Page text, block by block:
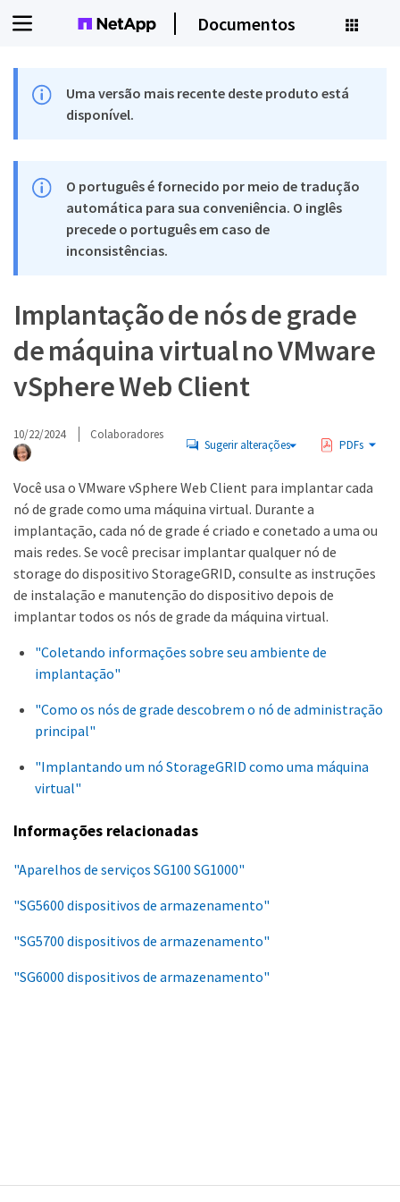
Documentos
Uma versão mais recente deste produto está
disponível.
O português é fornecido por meio de tradução
automática para sua conveniência. O inglês
precede o português em caso de
inconsistências.
Implantação de nós de grade
de máquina virtual no VMware
vSphere Web Client
10/22/2024 Colaboradores
Sugerir alterações PDFs
Você usa o VMware vSphere Web Client para implantar cada
nó de grade como uma máquina virtual. Durante a
implantação, cada nó de grade é criado e conetado a uma ou
mais redes. Se você precisar implantar qualquer nó de
storage do dispositivo StorageGRID, consulte as instruções
de instalação e manutenção do dispositivo depois de
implantar todos os nós de grade da máquina virtual.
"Coletando informações sobre seu ambiente de
implantação"
"Como os nós de grade descobrem o nó de administração
principal"
"Implantando um nó StorageGRID como uma máquina
virtual"
Informações relacionadas
"Aparelhos de serviços SG100 SG1000"
"SG5600 dispositivos de armazenamento"
"SG5700 dispositivos de armazenamento"
"SG6000 dispositivos de armazenamento"